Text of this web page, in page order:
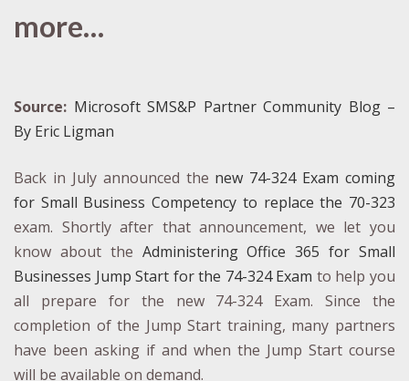
more…
Source: Microsoft SMS&P Partner Community Blog –
By Eric Ligman
Back in July announced the new 74-324 Exam coming
for Small Business Competency to replace the 70-323
exam. Shortly after that announcement, we let you
know about the Administering Office 365 for Small
Businesses Jump Start for the 74-324 Exam to help you
all prepare for the new 74-324 Exam. Since the
completion of the Jump Start training, many partners
have been asking if and when the Jump Start course
will be available on demand.